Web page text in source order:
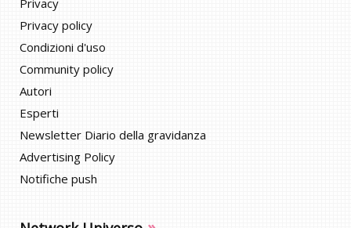
Privacy
Privacy policy
Condizioni d'uso
Community policy
Autori
Esperti
Newsletter Diario della gravidanza
Advertising Policy
Notifiche push